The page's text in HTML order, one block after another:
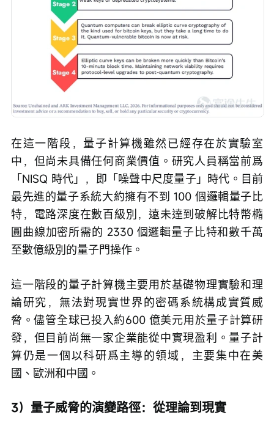
在這一階段，量子計算機雖然已經存在於實驗室
中，但尚未具備任何商業價值。研究人員稱當前爲
「NISQ 時代」，即「噪聲中尺度量子」時代。目前
最先進的量子系統大約擁有不到 100 個邏輯量子比
特，電路深度在數百級別，遠未達到破解比特幣橢
圓曲線加密所需的 2330 個邏輯量子比特和數千萬
至數億級別的量子門操作。
這一階段的量子計算機主要用於基礎物理實驗和理
論研究，無法對現實世界的密碼系統構成實質威
脅。儘管全球已投入約600 億美元用於量子計算研
發，但目前尚無一家企業能從中實現盈利。量子計
算仍是一個以科研爲主導的領域，主要集中在美
國、歐洲和中國。
3）量子威脅的演變路徑：從理論到現實